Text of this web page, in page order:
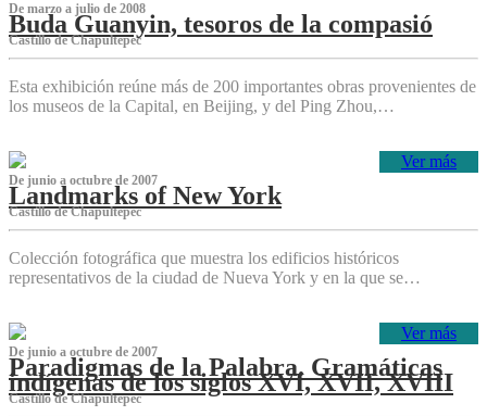
De marzo a julio de 2008
Buda Guanyin, tesoros de la compasió
Castillo de Chapultepec
Esta exhibición reúne más de 200 importantes obras provenientes de
los museos de la Capital, en Beijing, y del Ping Zhou,…
Ver más
De junio a octubre de 2007
Landmarks of New York
Castillo de Chapultepec
Colección fotográfica que muestra los edificios históricos
representativos de la ciudad de Nueva York y en la que se…
Ver más
De junio a octubre de 2007
Paradigmas de la Palabra. Gramáticas
indígenas de los siglos XVI, XVII, XVIII
Castillo de Chapultepec